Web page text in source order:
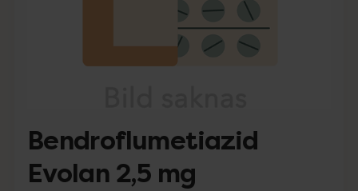
Bendroflumetiazid
Evolan 2,5 mg